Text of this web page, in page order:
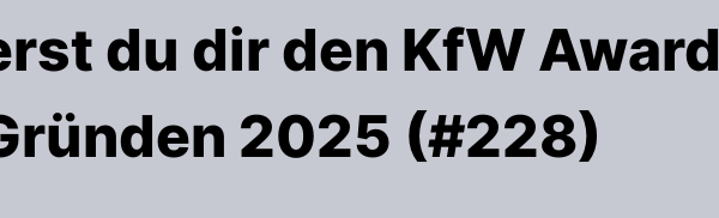
du dir den KfW Award
2025 (#228)